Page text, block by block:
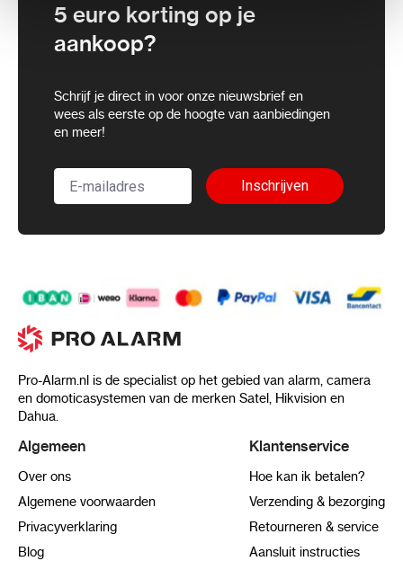
5 euro korting op je
aankoop?
Schrijf je direct in voor onze nieuwsbrief en
wees als eerste op de hoogte van aanbiedingen
en meer!
Inschrijven
Pro-Alarm.nl is de specialist op het gebied van alarm, camera
en domoticasystemen van de merken Satel, Hikvision en
Dahua.
Algemeen
Over ons
Algemene voorwaarden
Privacyverklaring
Blog
Klantenservice
Hoe kan ik betalen?
Verzending & bezorging
Retourneren & service
Aansluit instructies